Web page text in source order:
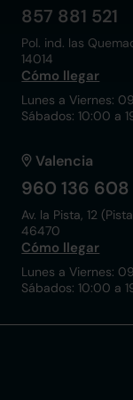
857 881 521
Pol. ind. las
14014
Cómo llegar
Lunes a Viernes:
Sábados: 10:00 a
Valencia
960 136 608
Av. la Pista, 12
46470
Cómo llegar
Lunes a Viernes:
Sábados: 10:00 a